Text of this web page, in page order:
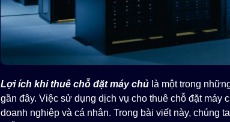
Lợi ích khi thuê chỗ đặt máy chủ là một trong
gần đây. Việc sử dụng dịch vụ cho thuê chỗ đặt máy
doanh nghiệp và cá nhân. Trong bài viết này, chúng